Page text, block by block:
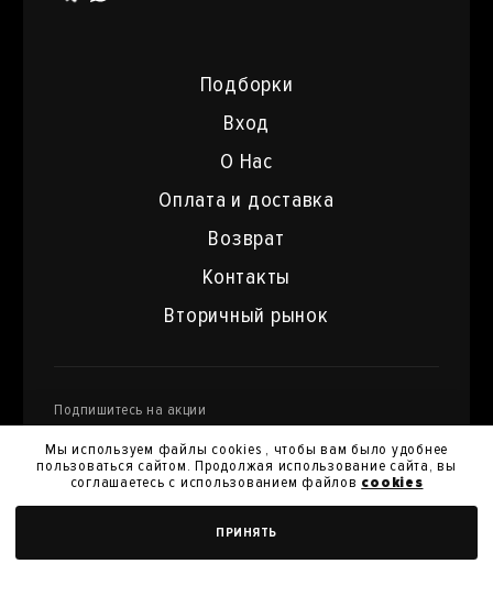
ДОБАВИТЬ В КОРЗИНУ
Подборки
Вход
О Нас
Оплата и доставка
Возврат
Контакты
Вторичный рынок
Подпишитесь на акции
согласие на обработку моих персональных
Мы используем файлы cookies , чтобы вам было удобнее
пользоваться сайтом. Продолжая использование сайта, вы
соглашаетесь с использованием файлов cookies
ПРИНЯТЬ